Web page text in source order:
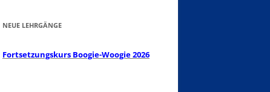
NEUE LEHRGÄNGE
Fortsetzungskurs Boogie-Woogie 2026